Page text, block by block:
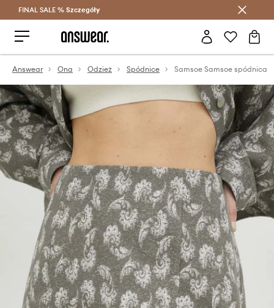
Oszczędzaj z Answear Club >
FINAL SALE % Szczegóły
Answear Ona Odzież Spódnice Samsoe Samsoe spódnica